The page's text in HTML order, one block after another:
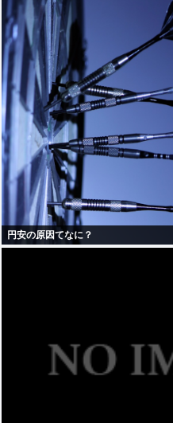
円安の原因てなに？